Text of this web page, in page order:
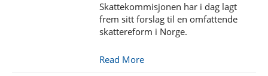
Skattekommisjonen har i dag lagt
frem sitt forslag til en omfattende
skattereform i Norge.
Read More